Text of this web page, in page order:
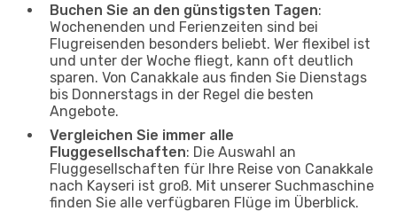
Buchen Sie an den günstigsten Tagen:
Wochenenden und Ferienzeiten sind bei
Flugreisenden besonders beliebt. Wer flexibel ist
und unter der Woche fliegt, kann oft deutlich
sparen. Von Canakkale aus finden Sie Dienstags
bis Donnerstags in der Regel die besten
Angebote.
Vergleichen Sie immer alle
Fluggesellschaften: Die Auswahl an
Fluggesellschaften für Ihre Reise von Canakkale
nach Kayseri ist groß. Mit unserer Suchmaschine
finden Sie alle verfügbaren Flüge im Überblick.